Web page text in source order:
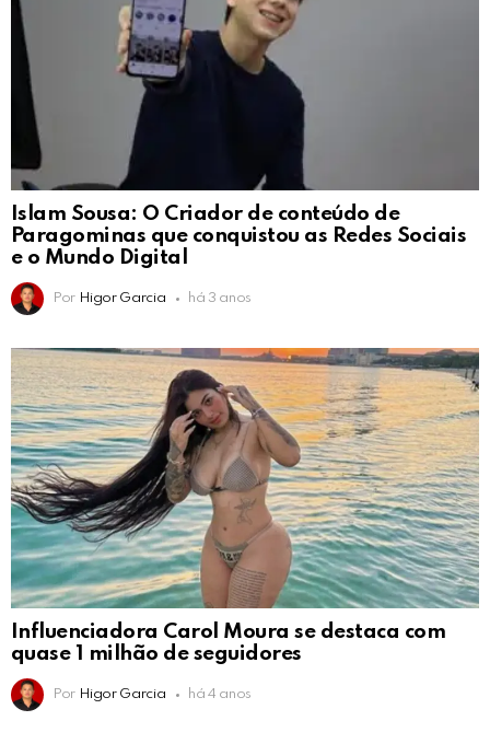
Islam Sousa: O Criador de conteúdo de
Paragominas que conquistou as Redes Sociais
e o Mundo Digital
Por Higor Garcia há 3 anos
Influenciadora Carol Moura se destaca com
quase 1 milhão de seguidores
Por Higor Garcia há 4 anos